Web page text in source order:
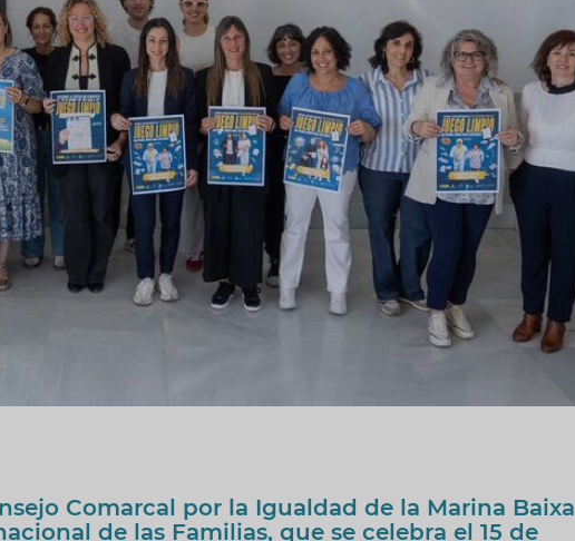
Comarcal por la Igualdad de la Marina Baixa
de las Familias, que se celebra el 15 de